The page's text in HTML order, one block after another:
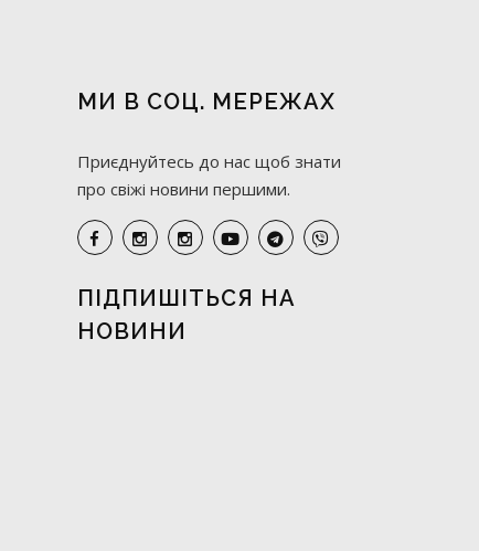
МИ В СОЦ. МЕРЕЖАХ
Приєднуйтесь до нас щоб знати
про свіжі новини першими.
ПІДПИШІТЬСЯ НА
НОВИНИ